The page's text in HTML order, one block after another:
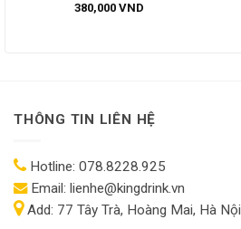
380,000 VND
THÔNG TIN LIÊN HỆ
Hotline: 078.8228.925
Email: lienhe@kingdrink.vn
Add: 77 Tây Trà, Hoàng Mai, Hà Nội